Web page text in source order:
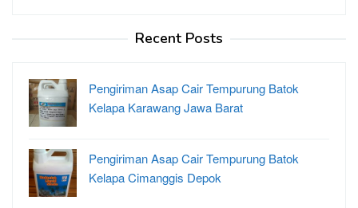
Recent Posts
Pengiriman Asap Cair Tempurung Batok
Kelapa Karawang Jawa Barat
Pengiriman Asap Cair Tempurung Batok
Kelapa Cimanggis Depok